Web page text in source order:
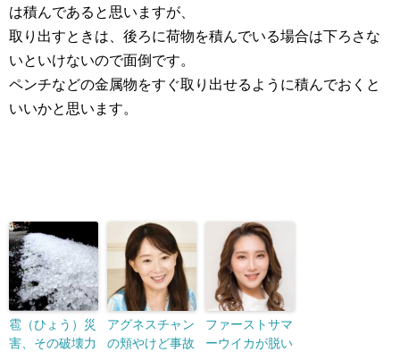
は積んであると思いますが、
取り出すときは、後ろに荷物を積んでいる場合は下ろさな
いといけないので面倒です。
ペンチなどの金属物をすぐ取り出せるように積んでおくと
いいかと思います。
雹（ひょう）災
害、その破壊力
アグネスチャン
の頬やけど事故
ファーストサマ
ーウイカが脱い